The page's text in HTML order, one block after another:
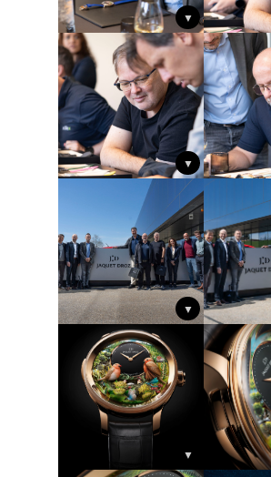
▼
▼
▼
▼